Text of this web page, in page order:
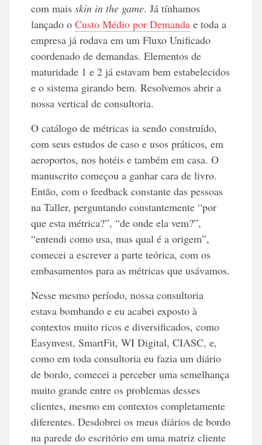
com maisskin in the game. Já tínhamos
lançado oCusto Médio por Demanda e toda a
empresa já rodava em um Fluxo Unificado
coordenado de demandas. Elementos de
maturidade 1 e 2 já estavam bem estabelecidos
e o sistema girando bem. Resolvemos abrir a
nossa vertical de consultoria.
O catálogo de métricas ia sendo construído,
com seus estudos de caso e usos práticos, em
aeroportos, nos hotéis e também em casa. O
manuscrito começou a ganhar cara de livro.
Então, com o feedback constante das pessoas
na Taller, perguntando constantemente “por
que esta métrica?”, “de onde ela vem?”,
“entendi como usa, mas qual é a origem”,
comecei a escrever a parte teórica, com os
embasamentos para as métricas que usávamos.
Nesse mesmo período, nossa consultoria
estava bombando e eu acabei exposto à
contextos muito ricos e diversificados, como
Easynvest, SmartFit, WI Digital, CIASC, e,
como em toda consultoria eu fazia um diário
de bordo, comecei a perceber uma semelhança
muito grande entre os problemas desses
clientes, mesmo em contextos completamente
diferentes. Desdobrei os meus diários de bordo
na parede do escritório em uma matriz cliente